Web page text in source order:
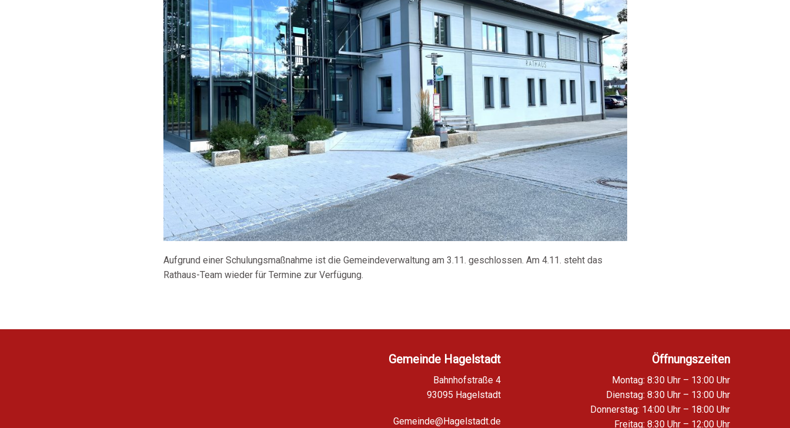
Aufgrund einer Schulungsmaßnahme ist die Gemeindeverwaltung am 3.11. geschlossen. Am 4.11. steht das
Rathaus-Team wieder für Termine zur Verfügung.
Gemeinde Hagelstadt
Bahnhofstraße 4
93095 Hagelstadt
Gemeinde@Hagelstadt.de
Öffnungszeiten
Montag: 8:30 Uhr – 13:00 Uhr
Dienstag: 8:30 Uhr – 13:00 Uhr
Donnerstag: 14:00 Uhr – 18:00 Uhr
Freitag: 8:30 Uhr – 12:00 Uhr